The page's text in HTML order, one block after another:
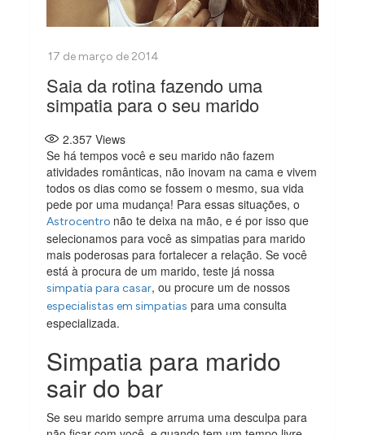
Saia da rotina fazendo uma
simpatia para o seu marido
2.357 Views
Se há tempos você e seu marido não fazem
atividades românticas, não inovam na cama e vivem
todos os dias como se fossem o mesmo, sua vida
pede por uma mudança! Para essas situações, o
Astrocentro não te deixa na mão, e é por isso que
selecionamos para você as simpatias para marido
mais poderosas para fortalecer a relação. Se você
está à procura de um marido, teste já nossa
simpatia para casar, ou procure um de nossos
especialistas em simpatias para uma consulta
especializada.
Simpatia para marido
sair do bar
Se seu marido sempre arruma uma desculpa para